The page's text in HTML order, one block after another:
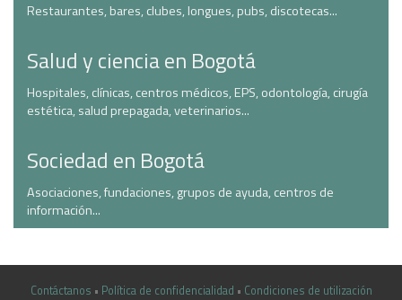
Restaurantes, bares, clubes, longues, pubs, discotecas...
Salud y ciencia en Bogotá
Hospitales, clínicas, centros médicos, EPS, odontología, cirugía
estética, salud prepagada, veterinarios...
Sociedad en Bogotá
Asociaciones, fundaciones, grupos de ayuda, centros de
información...
Contáctanos • Política de confidencialidad • Condiciones de utilización